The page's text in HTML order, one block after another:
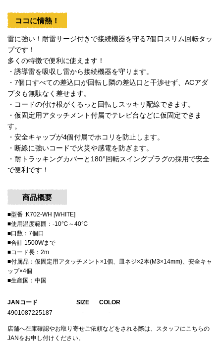
ココに情熱！
雷に強い！耐雷サージ付きで接続機器を守る7個口スリム回転タッ
プです！
多くの特徴で便利に使えます！
・誘導雷を吸収し雷から接続機器を守ります。
・7個口すべての差込口が回転し隣の差込口と干渉せず、ACアダ
プタも無駄なく差せます。
・コードの付け根がくるっと回転しスッキリ配線できます。
・仮固定用アタッチメント付属でテレビ台などに仮固定できま
す。
・安全キャップが4個付属でホコリを防止します。
・断線に強いコードで火災や感電を防ぎます。
・耐トラッキングカバーと180°回転スイングプラグの採用で安全
で便利です！
商品概要
■型番 :K702-WH [WHITE]
■使用温度範囲：‐10℃～40℃
■口数：7個口
■合計 1500Wまで
■コード長：2m
■付属品：仮固定用アタッチメント×1個、皿ネジ×2本(M3×14mm)、安全キャ
ップ×4個
■生産国：中国
JANコード SIZE
COLOR
4901087225187
- -
店舗へ在庫確認やお取り寄せご依頼などをされる際は、スタッフにこちらの
JANをお申し付けください。